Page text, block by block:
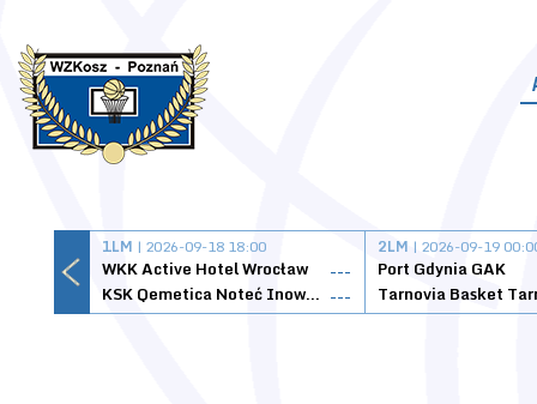
1LM | 2026-09-18 18:00
WKK Active Hotel Wrocław
---
KSK Qemetica Noteć Inowrocław ---
2LM | 2026-09-19
Port Gdynia GAK